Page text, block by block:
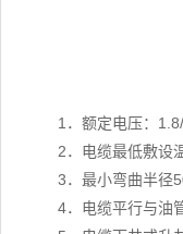
1．额定电压：
2．电缆最低敷设
3．最小弯曲半径
4．电缆平行与油